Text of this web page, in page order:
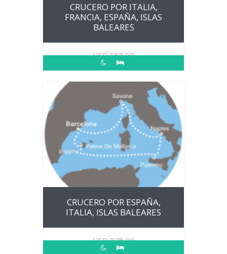
CRUCERO POR ITALIA,
FRANCIA, ESPAÑA, ISLAS
BALEARES
USD958.00
CRUCERO POR ESPAÑA,
ITALIA, ISLAS BALEARES
USD928.00